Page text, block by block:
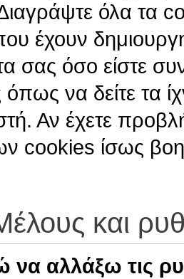
όλα τα
έχουν
σας όσο είστε
όπως να δείτε τα
Αν έχετε
cookies ίσως
και
αλλάξω τις